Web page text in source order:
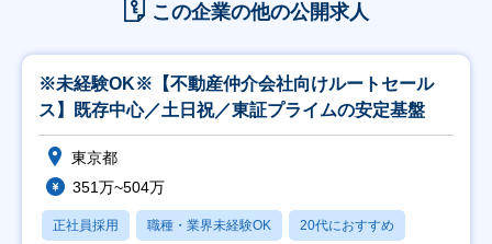
この企業の他の公開求人
※未経験OK※【不動産仲介会社向けルートセール
ス】既存中心／土日祝／東証プライムの安定基盤
東京都
351万~504万
正社員採用 職種・業界未経験OK 20代におすすめ